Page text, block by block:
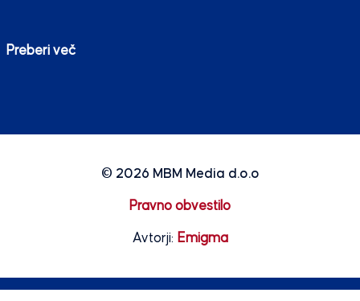
Preberi več
© 2026 MBM Media d.o.o
Pravno obvestilo
Avtorji: Emigma